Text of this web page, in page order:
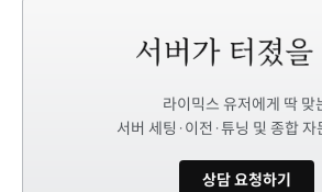
라이믹스 유저에게 딱 맞
서버 세팅·이전·튜닝 및 종합 자
상담 요청하기